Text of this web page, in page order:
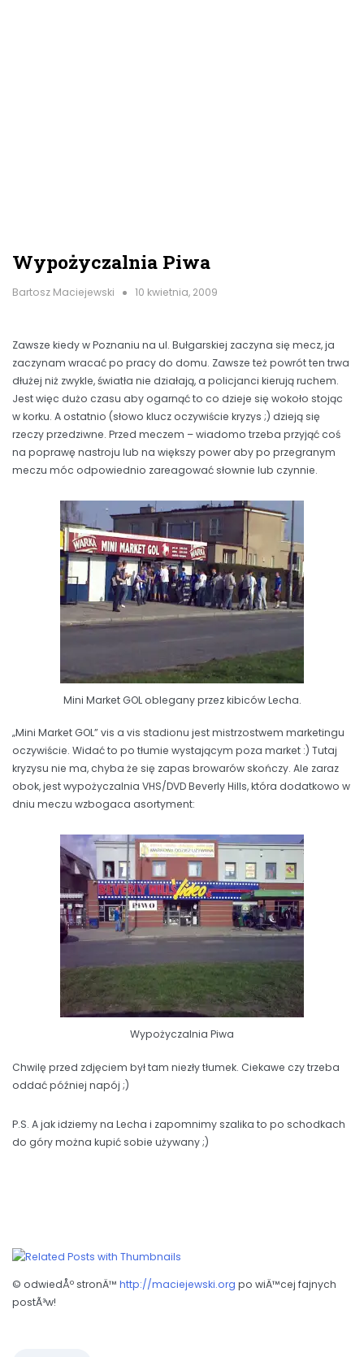
Wypożyczalnia Piwa
Bartosz Maciejewski 10 kwietnia, 2009
Zawsze kiedy w Poznaniu na ul. Bułgarskiej zaczyna się mecz, ja
zaczynam wracać po pracy do domu. Zawsze też powrót ten trwa
dłużej niż zwykle, światła nie działają, a policjanci kierują ruchem.
Jest więc dużo czasu aby ogarnąć to co dzieje się wokoło stojąc
w korku. A ostatnio (słowo klucz oczywiście kryzys ;) dzieją się
rzeczy przedziwne. Przed meczem – wiadomo trzeba przyjąć coś
na poprawę nastroju lub na większy power aby po przegranym
meczu móc odpowiednio zareagować słownie lub czynnie.
Mini Market GOL oblegany przez kibiców Lecha.
„Mini Market GOL” vis a vis stadionu jest mistrzostwem marketingu
oczywiście. Widać to po tłumie wystającym poza market :) Tutaj
kryzysu nie ma, chyba że się zapas browarów skończy. Ale zaraz
obok, jest wypożyczalnia VHS/DVD Beverly Hills, która dodatkowo w
dniu meczu wzbogaca asortyment:
Wypożyczalnia Piwa
Chwilę przed zdjęciem był tam niezły tłumek. Ciekawe czy trzeba
oddać później napój ;)
P.S. A jak idziemy na Lecha i zapomnimy szalika to po schodkach
do góry można kupić sobie używany ;)
© odwiedÅº stronÄ™ http://maciejewski.org po wiÄ™cej fajnych
postÃ³w!